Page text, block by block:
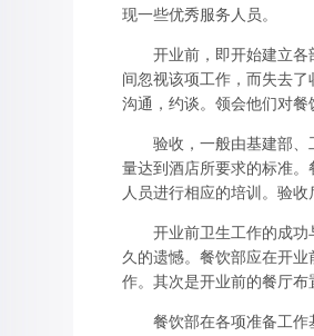
现一些优秀服务人员。
开业前，即开始建立各部
间忽视该项工作，而失去
沟通，约谈。领会他们对
验收，一般由基建部、工
量达到酒店所要求的标准
人员进行相应的培训。验
开业前卫生工作的成功与
久的遗憾。餐饮部应在开
作。其次是开业前的餐厅
餐饮部在各项准备工作基